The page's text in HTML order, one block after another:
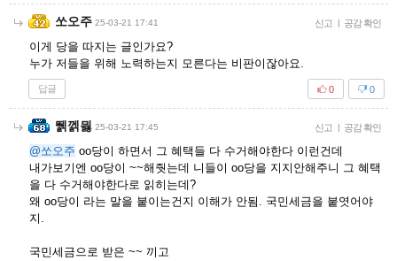
쏘오주 25-03-21 17:41 신고 | 공감 확인
이게 당을 따지는 글인가요?
누가 저들을 위해 노력하는지 모른다는 비판이잖아요.
답글 0
0
뛝껡믫 25-03-21 17:45 신고 | 공감 확인
@쏘오주 oo당이 하면서 그 혜택들 다 수거해야한다 이런건데
내가보기엔 oo당이 ~~해줫는데 니들이 oo당을 지지안해주니 그 혜택
을 다 수거해야한다로 읽히는데?
왜 oo당이 라는 말을 붙이는건지 이해가 안됨. 국민세금을 붙엿어야
지.
국민세금으로 받은 ~~ 끼고